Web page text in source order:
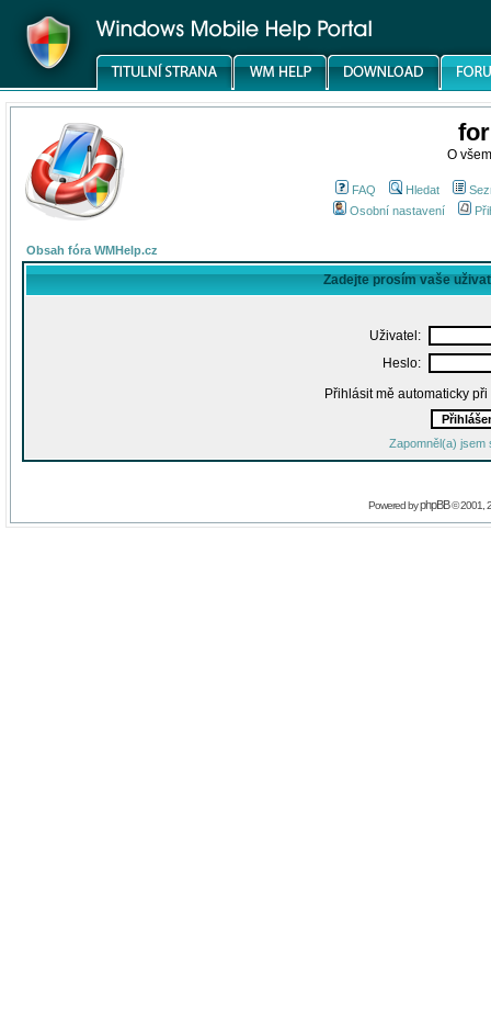
O
FAQ Hledat
Osobní nastavení
Obsah fóra WMHelp.cz
Zadejte prosím vaše
Uživatel:
Heslo:
Přihlásit mě automaticky
Zapomněl(a) jsem
Powered byphpBB© 2001,